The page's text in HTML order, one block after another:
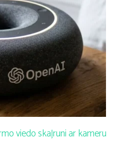
viedo skaļruni ar kameru